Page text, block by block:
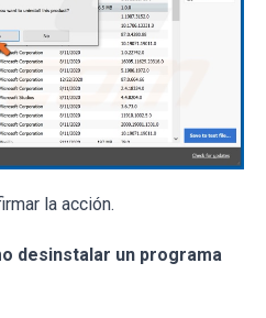
la acción.
desinstalar un programa